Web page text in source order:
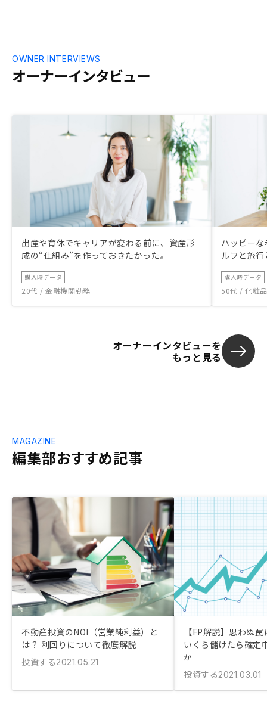
オーナーインタビュー
OWNER INTERVIEWS
出産や育休でキャリアが変わる前に、資産形
成の“仕組み”を作っておきたかった。
購入時データ
20代 / 金融機関勤務
ハッピー
ルフと旅
購入時データ
50代 / 化粧
オーナーインタビューを
もっと見る
編集部おすすめ記事
MAGAZINE
不動産投資のNOI（営業純利益）と
は？ 利回りについて徹底解説
投資する2021.05.21
【FP解説】思わぬ
いくら儲けたら確定
か
投資する2021.03.01